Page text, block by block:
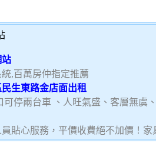
站
站
,百萬房仲指定推薦
生東路金店面出租
可停兩台車 、人旺氣盛、客層無虞
貼心服務，平價收費絕不加價！